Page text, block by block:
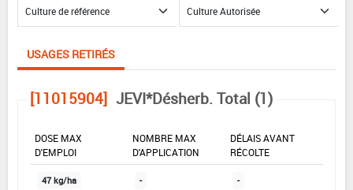
USAGES RETIRÉS
[11015904] JEVI*Désherb. Total (1)
DOSE MAX
D'EMPLOI
NOMBRE MAX
D'APPLICATION
DÉLAIS AVANT
RÉCOLTE
47 kg/ha - -